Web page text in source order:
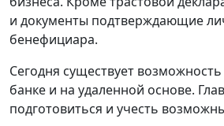
и документы подтверждающие
бенефициара.
Сегодня существует
банке и на удаленной основе.
подготовиться и учесть